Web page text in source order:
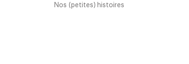
Nos (petites) histoires